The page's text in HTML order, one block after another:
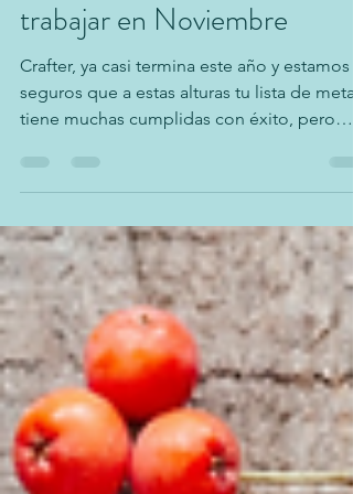
trabajar en Noviembre
Crafter, ya casi termina este año y estamos
seguros que a estas alturas tu lista de metas
tiene muchas cumplidas con éxito, pero